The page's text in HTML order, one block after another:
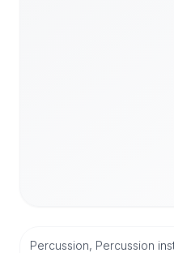
Percussion, Percussion